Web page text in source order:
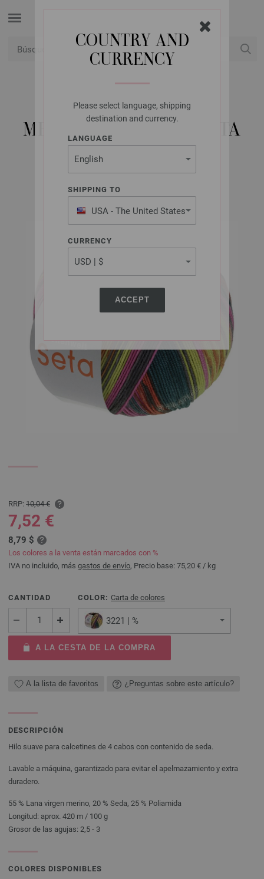
COUNTRY AND
CURRENCY
Please select language, shipping
destination and currency.
LANGUAGE
SHIPPING TO
USA - The United States
of America
CURRENCY
ACCEPT
LANA GROSSA
MEILENWEIT 100G SETA
SUMATRA
RRP: 10,04 €
7,52 €
8,79 $
Los colores a la venta están marcados con %
IVA no incluido, más gastos de envío, Precio base: 75,20 € / kg
CANTIDAD COLOR: Carta de colores
3221 | %
A LA CESTA DE LA COMPRA
A la lista de favoritos ¿Preguntas sobre este artículo?
DESCRIPCIÓN
Hilo suave para calcetines de 4 cabos con contenido de seda.
Lavable a máquina, garantizado para evitar el apelmazamiento y extra
duradero.
55 % Lana virgen merino, 20 % Seda, 25 % Poliamida
Longitud: aprox. 420 m / 100 g
Grosor de las agujas: 2,5 - 3
COLORES DISPONIBLES